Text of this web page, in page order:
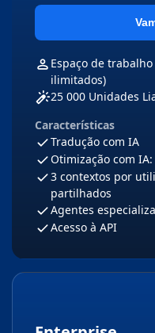
Espaço de
ilimitados)
25 000 Unidades
Características
Tradução com IA
Otimização com
3 contextos por
partilhados
Agentes
Acesso à API